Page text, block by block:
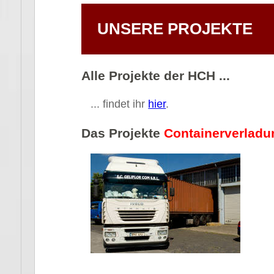
UNSERE PROJEKTE
Alle Projekte der HCH ...
... findet ihr hier.
Das Projekte